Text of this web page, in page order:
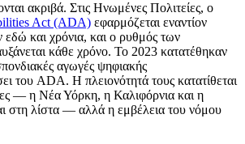
ακριβά. Στις Ηνωμένες Πολιτείες, ο
Act (ADA) εφαρμόζεται εναντίον
εδώ και χρόνια, και ο ρυθμός των
κάθε χρόνο. Το 2023 κατατέθηκαν
αγωγές ψηφιακής
του ADA. Η πλειονότητά τους κατατίθεται
— η Νέα Υόρκη, η Καλιφόρνια και η
στη λίστα — αλλά η εμβέλεια του νόμου